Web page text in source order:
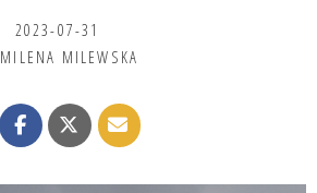
2023-07-31
MILENA MILEWSKA